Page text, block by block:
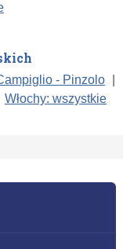
- Pinzolo
Włochy: wszystkie